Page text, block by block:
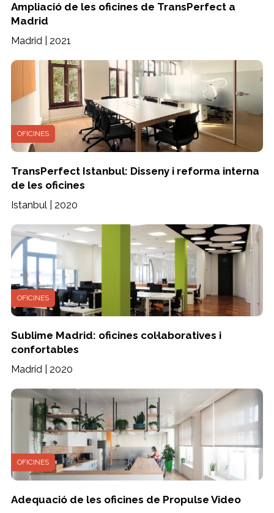
Ampliació de les oficines de TransPerfect a
Madrid
Madrid | 2021
OFICINES
TransPerfect Istanbul: Disseny i reforma interna
de les oficines
Istanbul | 2020
OFICINES
Sublime Madrid: oficines col·laboratives i
confortables
Madrid | 2020
OFICINES
Adequació de les oficines de Propulse Video